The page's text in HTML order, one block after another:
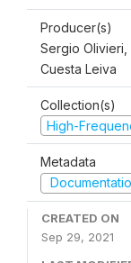
Producer(s)
Sergio Olivieri,
Cuesta Leiva
Collection(s)
High-
Metadata
CREATED ON
Sep 29, 2021